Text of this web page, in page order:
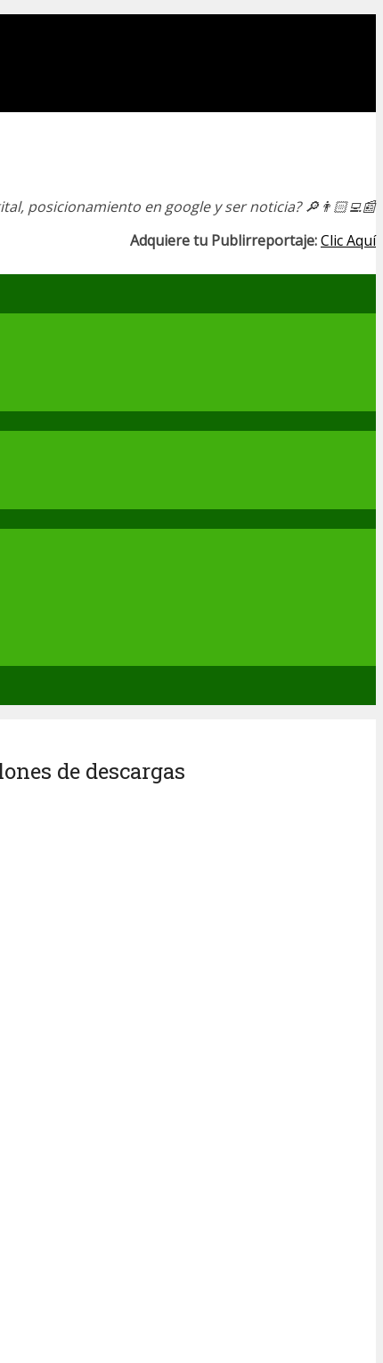
posicionamiento en google y ser noticia?🔎👨🏻‍💻📰
Adquiere tu Publirreportaje:Clic Aquí
de descargas